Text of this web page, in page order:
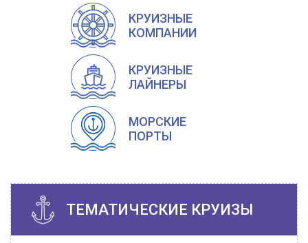
КРУИЗНЫЕ
КОМПАНИИ
КРУИЗНЫЕ
ЛАЙНЕРЫ
МОРСКИЕ
ПОРТЫ
ТЕМАТИЧЕСКИЕ КРУИЗЫ